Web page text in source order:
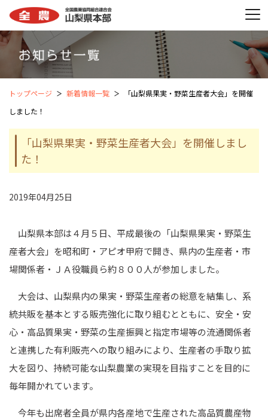
トップページ 新着情報一覧
「山梨県果実・野菜生産者大会」を開催
しました！
「山梨県果実・野菜生産者大会」を開催しまし
た！
2019年04月25日
山梨県本部は４月５日、平成最後の「山梨県果実・野菜生
産者大会」を昭和町・アピオ甲府で開き、県内の生産者・市
場関係者・ＪＡ役職員ら約８００人が参加しました。
大会は、山梨県内の果実・野菜生産者の総意を結集し、系
統共販を基本とする販売強化に取り組むとともに、安全・安
心・高品質果実・野菜の生産振興と指定市場等の流通関係者
と連携した有利販売への取り組みにより、生産者の手取り拡
大を図り、持続可能な山梨農業の実現を目指すことを目的に
毎年開かれています。
今年も出席者全員が県内各産地で生産された高品質農産物